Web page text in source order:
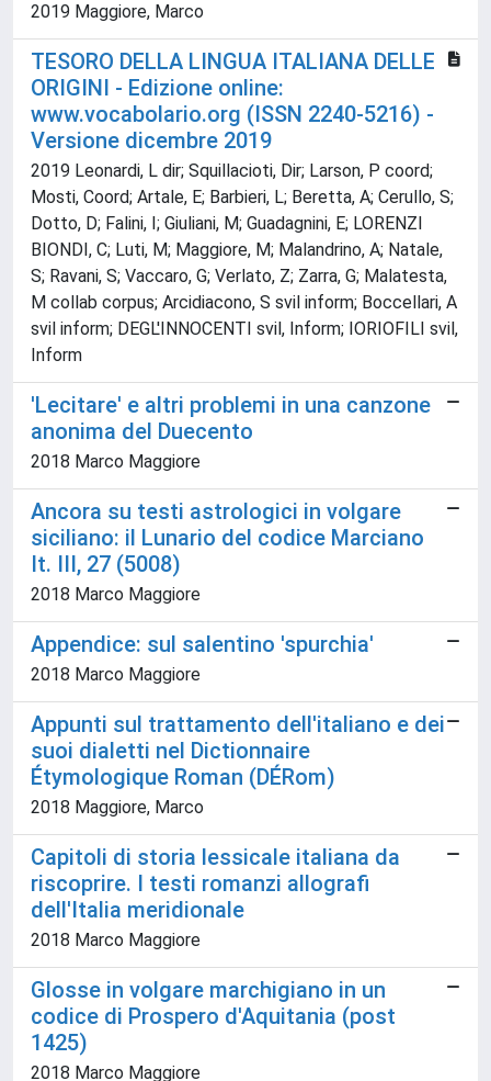
2019 Maggiore, Marco
TESORO DELLA LINGUA ITALIANA DELLE
ORIGINI - Edizione online:
www.vocabolario.org (ISSN 2240-5216) -
Versione dicembre 2019
2019 Leonardi, L dir; Squillacioti, Dir; Larson, P coord;
Mosti, Coord; Artale, E; Barbieri, L; Beretta, A; Cerullo, S;
Dotto, D; Falini, I; Giuliani, M; Guadagnini, E; LORENZI
BIONDI, C; Luti, M; Maggiore, M; Malandrino, A; Natale,
S; Ravani, S; Vaccaro, G; Verlato, Z; Zarra, G; Malatesta,
M collab corpus; Arcidiacono, S svil inform; Boccellari, A
svil inform; DEGL'INNOCENTI svil, Inform; IORIOFILI svil,
Inform
'Lecitare' e altri problemi in una canzone
anonima del Duecento
2018 Marco Maggiore
Ancora su testi astrologici in volgare
siciliano: il Lunario del codice Marciano
It. III, 27 (5008)
2018 Marco Maggiore
Appendice: sul salentino 'spurchia'
2018 Marco Maggiore
Appunti sul trattamento dell'italiano e dei
suoi dialetti nel Dictionnaire
Étymologique Roman (DÉRom)
2018 Maggiore, Marco
Capitoli di storia lessicale italiana da
riscoprire. I testi romanzi allografi
dell'Italia meridionale
2018 Marco Maggiore
Glosse in volgare marchigiano in un
codice di Prospero d'Aquitania (post
1425)
2018 Marco Maggiore